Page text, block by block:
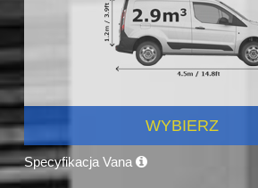
WYBIERZ
Specyfikacja Vana